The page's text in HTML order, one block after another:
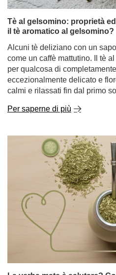
eccezionalmente delicato e
Per saperne di più
La yerba mate è salutare?
colesterolo e sulla
La yerba mate ha attirato
tra le persone alla ricerca di
naturale, ma anche tra coloro
se la yerba mate è salutare e